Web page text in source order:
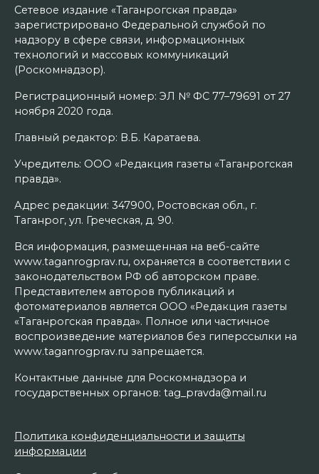
Сетевое издание «Таганрогская правда»
зарегистрировано Федеральной службой по
надзору в сфере связи, информационных
технологий и массовых коммуникаций
(Роскомнадзор).
Регистрационный номер: ЭЛ № ФС 77–79691 от 27
ноября 2020 года.
Главный редактор: В.Б. Каратаева.
Учредитель: ООО «Редакция газеты «Таганрогская
правда».
Адрес редакции: 347900, Ростовская обл., г.
Таганрог, ул. Греческая, д. 90.
Вся информация, размещенная на веб-сайте
www.taganrogprav.ru, охраняется в соответствии с
законодательством РФ об авторском праве.
Представителем авторов публикаций и
фотоматериалов является ООО «Редакция газеты
«Таганрогская правда». Полное или частичное
воспроизведение материалов без гиперссылки на
www.taganrogprav.ru запрещается.
Контактные данные для Роскомнадзора и
государственных органов: tag_pravda@mail.ru
Политика конфиденциальности и защиты
информации